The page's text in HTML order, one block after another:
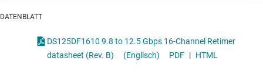
DATENBLATT
DS125DF1610 9.8 to 12.5 Gbps 16-Channel Retimer
datasheet (Rev. B)
(Englisch) PDF | HTML